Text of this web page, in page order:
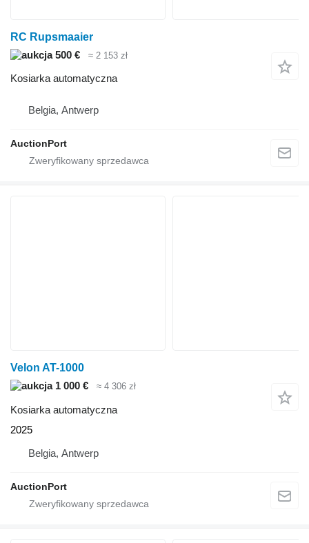
RC Rupsmaaier
500 €
≈ 2 153 zł
Kosiarka automatyczna
Belgia, Antwerp
AuctionPort
Velon AT-1000
1 000 €
≈ 4 306 zł
Kosiarka automatyczna
2025
Belgia, Antwerp
AuctionPort